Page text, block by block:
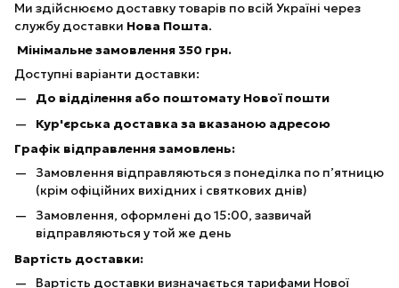
Ми здійснюємо доставку товарів по всій Україні через
службу доставки Нова Пошта.
Мінімальне замовлення 350 грн.
Доступні варіанти доставки:
До відділення або поштомату Нової пошти
Кур'єрська доставка за вказаною адресою
Графік відправлення замовлень:
Замовлення відправляються з понеділка по п’ятницю
(крім офіційних вихідних і святкових днів)
Замовлення, оформлені до 15:00, зазвичай
відправляються у той же день
Вартість доставки:
Вартість доставки визначається тарифами Нової